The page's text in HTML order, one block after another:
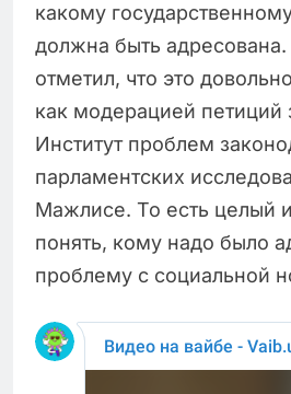
какому
должна быть адресована.
отметил, что это
как модерацией петиций
Институт проблем
парламентских
Мажлисе. То есть целый
понять, кому надо было
проблему с социальной